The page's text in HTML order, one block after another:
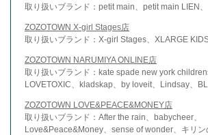
取り扱いブランド：petit main、petit main LIEN
ZOZOTOWN X-girl Stages店
取り扱いブランド：X-girl Stages、XLARGE
ZOZOTOWN NARUMIYA ONLINE店
取り扱いブランド：kate spade new york
LOVETOXIC、kladskap、by loveit、Lindsay、
ZOZOTOWN LOVE&PEACE&MONEY店
取り扱いブランド：After the rain、babycheer、
Love&Peace&Money、sense of wonder、キリン